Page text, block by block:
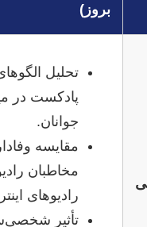
بروز)
تحلیل
پادکست در
جوانان.
مقایسه
مخاطبان
رادیوهای
تأثیر